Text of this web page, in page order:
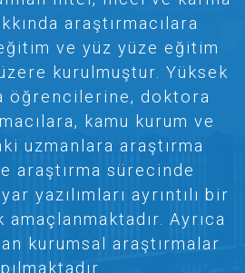
araştırmacılara
ve yüz yüze eğitim
kurulmuştur. Yüksek
öğrencilerine, doktora
kamu kurum ve
uzmanlara araştırma
araştırma sürecinde
yazılımları ayrıntılı bir
Ayrıca
kurumsal araştırmalar